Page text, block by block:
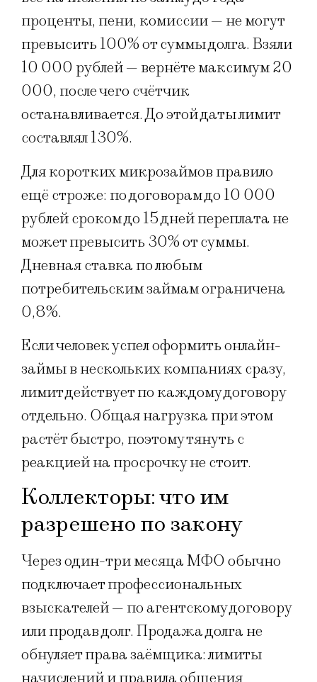
проценты, пени, комиссии — не могут
превысить 100% от суммы долга. Взяли
10 000 рублей — вернёте максимум 20
000, после чего счётчик
останавливается. До этой даты лимит
составлял 130%.
Для коротких микрозаймов правило
ещё строже: по договорам до 10 000
рублей сроком до 15 дней переплата не
может превысить 30% от суммы.
Дневная ставка по любым
потребительским займам ограничена
0,8%.
Если человек успел оформить онлайн-
займы в нескольких компаниях сразу,
лимит действует по каждому договору
отдельно. Общая нагрузка при этом
растёт быстро, поэтому тянуть с
реакцией на просрочку не стоит.
Коллекторы: что им
разрешено по закону
Через один-три месяца МФО обычно
подключает профессиональных
взыскателей — по агентскому договору
или продав долг. Продажа долга не
обнуляет права заёмщика: лимиты